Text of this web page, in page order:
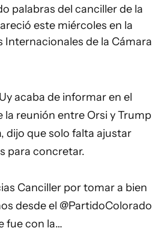
palabras del canciller de la
este miércoles en la
de la Cámara
acaba de informar en el
la reunión entre Orsi y Trump
dijo que solo falta ajustar
para concretar.
Canciller por tomar a bien
desde el @PartidoColorado
fue con la…